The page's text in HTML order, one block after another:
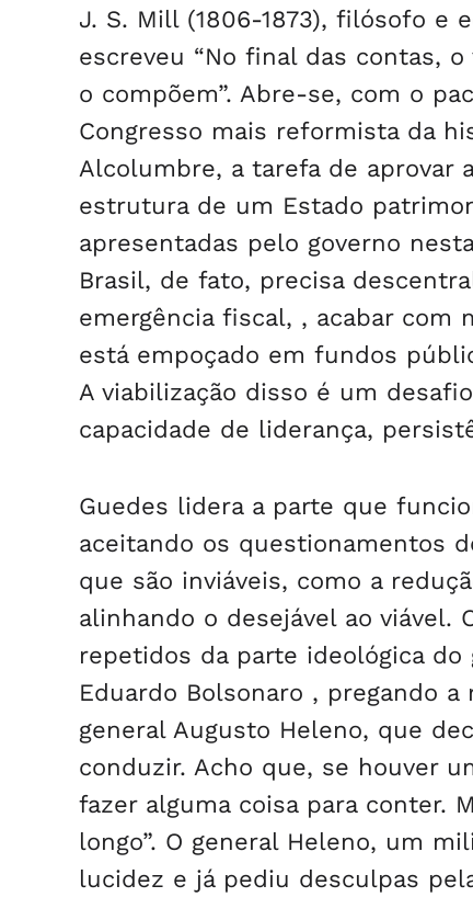
J. S. Mill (1806-1873), filósofo e
escreveu “No final das contas,
o compõem”. Abre-se, com o
Congresso mais reformista da
Alcolumbre, a tarefa de aprovar
estrutura de um Estado
apresentadas pelo governo
Brasil, de fato, precisa
emergência fiscal, , acabar com
está empoçado em fundos
A viabilização disso é um
capacidade de liderança,
Guedes lidera a parte que
aceitando os questionamentos
que são inviáveis, como a
alinhando o desejável ao viável.
repetidos da parte ideológica
Eduardo Bolsonaro , pregando
general Augusto Heleno, que
conduzir. Acho que, se houver
fazer alguma coisa para conter.
longo”. O general Heleno, um
lucidez e já pediu desculpas